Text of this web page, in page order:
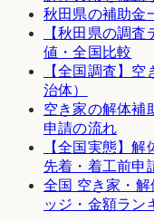
秋田県の補助金
【秋田県の調査
値・全国比較
【全国調査】
治体）
空き家の解体補
申請の流れ
【全国実態】
先着・着工前申
全国 空き家・
ッジ・金額ラン